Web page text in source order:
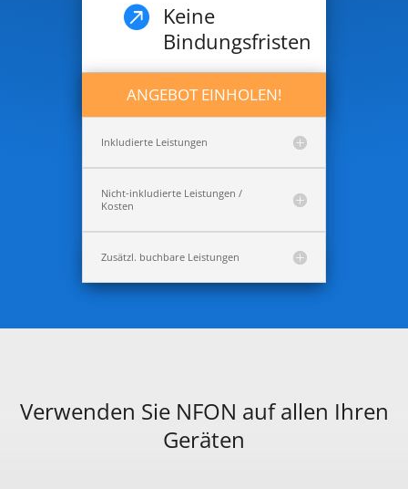
 Keine
Bindungsfristen
ANGEBOT EINHOLEN!
Inkludierte Leistungen
Nicht-inkludierte Leistungen /
Kosten
Zusätzl. buchbare Leistungen
Verwenden Sie NFON auf allen Ihren
Geräten